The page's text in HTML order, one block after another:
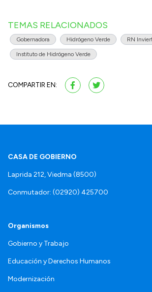
TEMAS RELACIONADOS
Gobernadora Hidrógeno Verde RN
Instituto de Hidrógeno Verde
COMPARTIR EN:
CASA DE GOBIERNO
Laprida 212, Viedma (8500)
Conmutador: (02920) 425700
Organismos
Gobierno y Trabajo
Educación y Derechos Humanos
Modernización